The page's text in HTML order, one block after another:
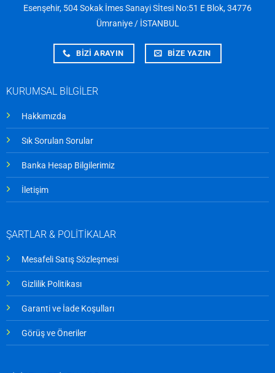
Esenşehir, 504 Sokak İmes Sanayi Sİtesi No:51 E Blok, 34776
Ümraniye / İSTANBUL
BİZİ ARAYIN BİZE YAZIN
KURUMSAL BİLGİLER
Hakkımızda
Sık Sorulan Sorular
Banka Hesap Bilgilerimiz
İletişim
ŞARTLAR & POLİTİKALAR
Mesafeli Satış Sözleşmesi
Gizlilik Politikası
Garanti ve İade Koşulları
Görüş ve Öneriler